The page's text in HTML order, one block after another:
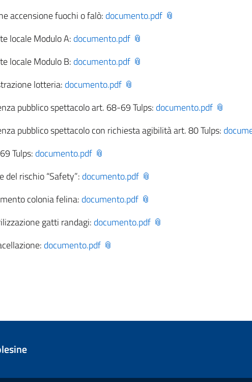
accensione fuochi o falò: documento.pdf
locale Modulo A: documento.pdf
locale Modulo B: documento.pdf
lotteria: documento.pdf
pubblico spettacolo art. 68-69 Tulps: documento.pdf
pubblico spettacolo con richiesta agibilità art. 80 Tulps:
Tulps: documento.pdf
del rischio “Safety”: documento.pdf
colonia felina: documento.pdf
gatti randagi: documento.pdf
documento.pdf